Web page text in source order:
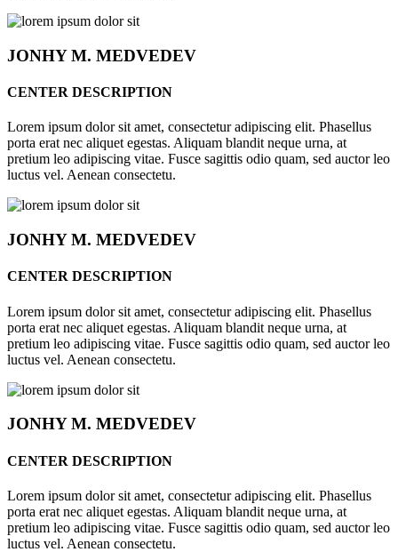
JONHYM. MEDVEDEV
CENTER DESCRIPTION
Lorem ipsum dolor sit amet, consectetur adipiscing elit. Phasellus
porta erat nec aliquet egestas. Aliquam blandit neque urna, at
pretium leo adipiscing vitae. Fusce sagittis odio quam, sed auctor leo
luctus vel. Aenean consectetu.
JONHYM. MEDVEDEV
CENTER DESCRIPTION
Lorem ipsum dolor sit amet, consectetur adipiscing elit. Phasellus
porta erat nec aliquet egestas. Aliquam blandit neque urna, at
pretium leo adipiscing vitae. Fusce sagittis odio quam, sed auctor leo
luctus vel. Aenean consectetu.
JONHYM. MEDVEDEV
CENTER DESCRIPTION
Lorem ipsum dolor sit amet, consectetur adipiscing elit. Phasellus
porta erat nec aliquet egestas. Aliquam blandit neque urna, at
pretium leo adipiscing vitae. Fusce sagittis odio quam, sed auctor leo
luctus vel. Aenean consectetu.